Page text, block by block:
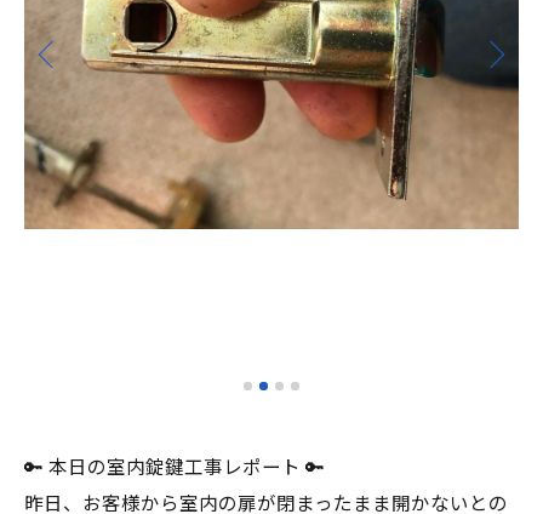
🔑 本日の室内錠鍵工事レポート 🔑
昨日、お客様から室内の扉が閉まったまま開かないとの